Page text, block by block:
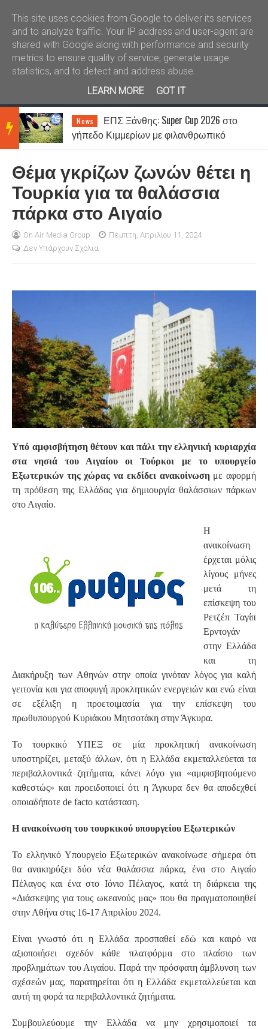
Καλώς ήλθατε Kral News
BRE
AKIN
NEW
News
ΕΠΣ Ξάνθης: Super Cup 2026 στο
γήπεδο Κιμμερίων με φιλανθρωπικό
Θέμα γκρίζων ζωνών θέτει η
Τουρκία για τα θαλάσσια
πάρκα στο Αιγαίο
On Air Media Group
Πέμπτη, Απριλίου 11, 2024
Δεν Υπάρχουν Σχόλια
Υπό αμφισβήτηση θέτουν και πάλι την ελληνική κυριαρχία
στα νησιά του Αιγαίου οι Τούρκοι με το υπουργείο
Εξωτερικών της χώρας να εκδίδει ανακοίνωσημε αφορμή
τη πρόθεση της Ελλάδας για δημιουργία θαλάσσιων πάρκων
στο Αιγαίο.
Η
ανακοίνωση
έρχεται μόλις
λίγους μήνες
μετά τη
επίσκεψη του
Ρετζέπ Ταγίπ
Ερντογάν
στην Ελλάδα
και τη
Διακήρυξη των Αθηνών στην οποία γινόταν λόγος για καλή
γειτονία και για αποφυγή προκλητικών ενεργειών και ενώ είναι
σε εξέλιξη η προετοιμασία για την επίσκεψη του
πρωθυπουργού Κυριάκου Μητσοτάκη στην Άγκυρα.
Το τουρκικό ΥΠΕΞ σε μία προκλητική ανακοίνωση
υποστηρίζει, μεταξύ άλλων, ότι η Ελλάδα εκμεταλλεύεται τα
περιβαλλοντικά ζητήματα, κάνει λόγο για «αμφισβητούμενο
καθεστώς» και προειδοποιεί ότι η Άγκυρα δεν θα αποδεχθεί
οποιαδήποτε de facto κατάσταση.
Η ανακοίνωση του τουρκικού υπουργείου Εξωτερικών
Το ελληνικό Υπουργείο Εξωτερικών ανακοίνωσε σήμερα ότι
θα ανακηρύξει δύο νέα θαλάσσια πάρκα, ένα στο Αιγαίο
Πέλαγος και ένα στο Ιόνιο Πέλαγος, κατά τη διάρκεια της
«Διάσκεψης για τους ωκεανούς μας» που θα πραγματοποιηθεί
στην Αθήνα στις 16-17 Απριλίου 2024.
Είναι γνωστό ότι η Ελλάδα προσπαθεί εδώ και καιρό να
αξιοποιήσει σχεδόν κάθε πλατφόρμα στο πλαίσιο των
προβλημάτων του Αιγαίου. Παρά την πρόσφατη άμβλυνση των
σχέσεών μας, παρατηρείται ότι η Ελλάδα εκμεταλλεύεται και
αυτή τη φορά τα περιβαλλοντικά ζητήματα.
Συμβουλεύουμε την Ελλάδα να μην χρησιμοποιεί τα
This site uses cookies from Google to deliver its services
and to analyze traffic. Your IP address and user-agent are
shared with Google along with performance and security
metrics to ensure quality of service, generate usage
statistics, and to detect and address abuse.
LEARN MORE
GOT IT